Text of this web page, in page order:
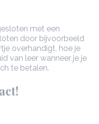
met een
door bijvoorbeeld
overhandigt, hoe je
van leer wanneer je je
te betalen.